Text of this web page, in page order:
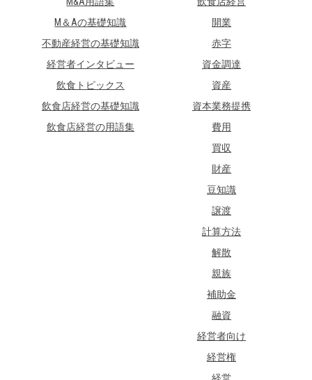
M＆Aの基礎知識
不動産経営の基礎知識
経営者インタビュー
飲食トピックス
飲食店経営の基礎知識
飲食店経営の用語集
開業
赤字
資金調達
資産
資本業務提携
費用
買収
財産
豆知識
譲渡
計算方法
解散
親族
補助金
融資
経営者向け
経営権